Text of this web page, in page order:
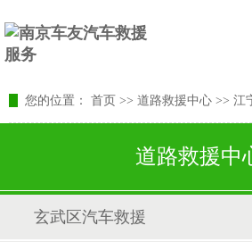
您的位置： 首页 >> 道路救援中心 >> 江
道路救援中
玄武区汽车救援